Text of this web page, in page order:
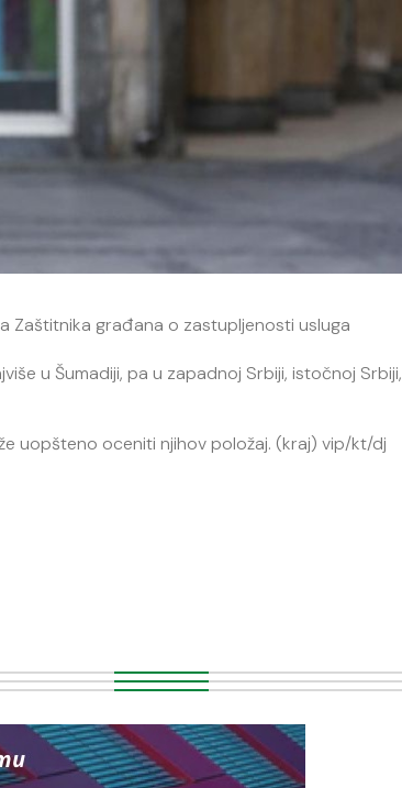
Zaštitnika građana o zastupljenosti usluga
u Šumadiji, pa u zapadnoj Srbiji, istočnoj Srbiji,
uopšteno oceniti njihov položaj. (kraj) vip/kt/dj